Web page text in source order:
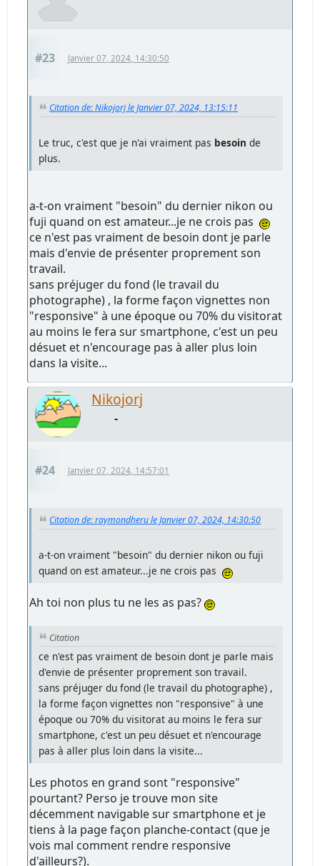
#23 Janvier 07, 2024, 14:30:50
Citation de: Nikojorj le Janvier 07, 2024, 13:15:11
Le truc, c'est que je n'ai vraiment pas besoinde
plus.
a-t-on vraiment "besoin" du dernier nikon ou
fuji quand on est amateur...je ne crois pas
ce n'est pas vraiment de besoin dont je parle
mais d'envie de présenter proprement son
travail.
sans préjuger du fond (le travail du
photographe) , la forme façon vignettes non
"responsive" à une époque ou 70% du visitorat
au moins le fera sur smartphone, c'est un peu
désuet et n'encourage pas à aller plus loin
dans la visite...
Nikojorj
-
#24 Janvier 07, 2024, 14:57:01
Citation de: raymondheru le Janvier 07, 2024, 14:30:50
a-t-on vraiment "besoin" du dernier nikon ou fuji
quand on est amateur...je ne crois pas
Ah toi non plus tu ne les as pas?
Citation
ce n'est pas vraiment de besoin dont je parle mais
d'envie de présenter proprement son travail.
sans préjuger du fond (le travail du photographe) ,
la forme façon vignettes non "responsive" à une
époque ou 70% du visitorat au moins le fera sur
smartphone, c'est un peu désuet et n'encourage
pas à aller plus loin dans la visite...
Les photos en grand sont "responsive"
pourtant? Perso je trouve mon site
décemment navigable sur smartphone et je
tiens à la page façon planche-contact (que je
vois mal comment rendre responsive
d'ailleurs?).